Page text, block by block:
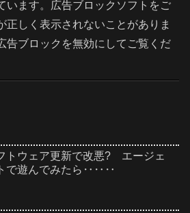
います。広告ブロックソフトをご
正しく表示されないことがありま
告ブロックを無効にしてご覧くだ
トウェア更新で改悪? エージェ
で遊んでみたら‥‥‥